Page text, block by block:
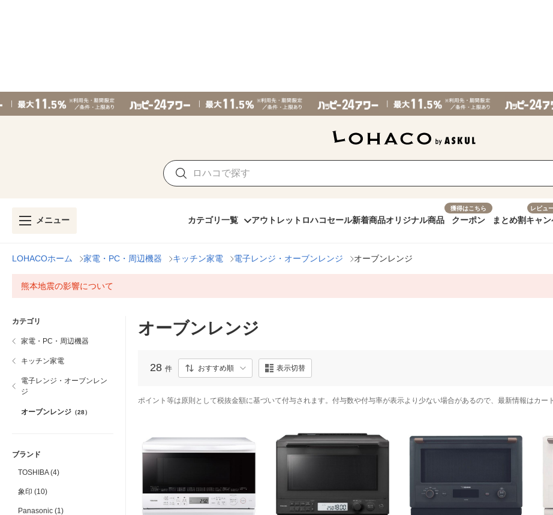
メニュー カテゴリ一覧 アウトレット ロハコセール新着商品オリジナル商品
獲得はこちら
クーポン まとめ割
レビュ
キャ
LOHACOホーム 家電・PC・周辺機器 キッチン家電 電子レンジ・オーブンレンジ オーブンレンジ
熊本地震の影響について
カテゴリ
家電・PC・周辺機器
キッチン家電
電子レンジ・オーブンレン
ジ
オーブンレンジ （28）
ブランド
TOSHIBA (4)
象印 (10)
Panasonic (1)
オーブンレンジ
28 件 おすすめ順 表示切替
ポイント等は原則として税抜金額に基づいて付与されます。付与数や付与率が表示より少ない場合があるので、最新情報はカー